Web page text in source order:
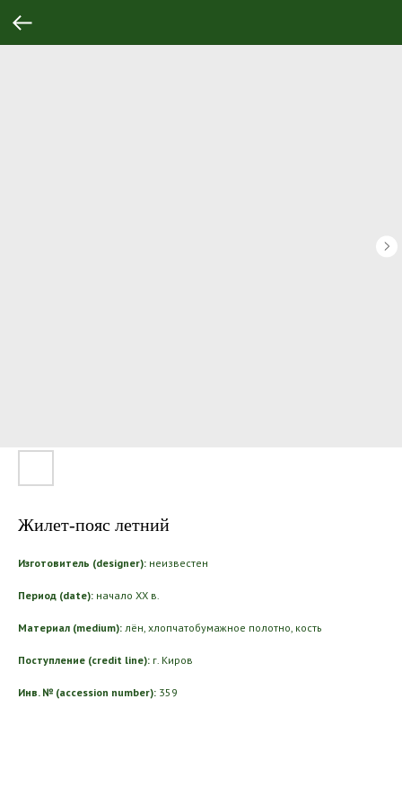
Жилет-пояс летний
Изготовитель (designer): неизвестен
Период (date): начало ХХ в.
Материал (medium): лён, хлопчатобумажное полотно, кость
Поступление (credit line): г. Киров
Инв. № (accession number): 359